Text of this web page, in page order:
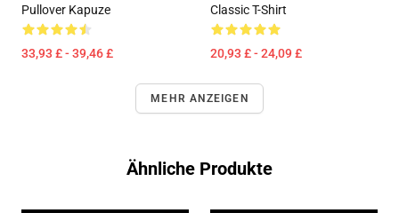
Pullover Kapuze
33,93 £ - 39,46 £
Classic T-Shirt
20,93 £ - 24,09 £
MEHR ANZEIGEN
Ähnliche Produkte